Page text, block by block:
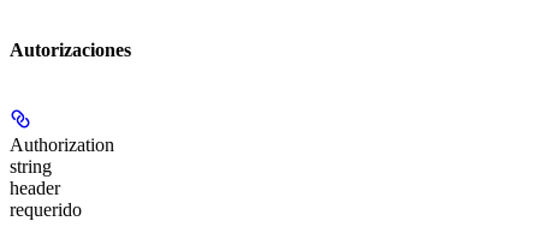
Autorizaciones
Authorization
string
header
requerido